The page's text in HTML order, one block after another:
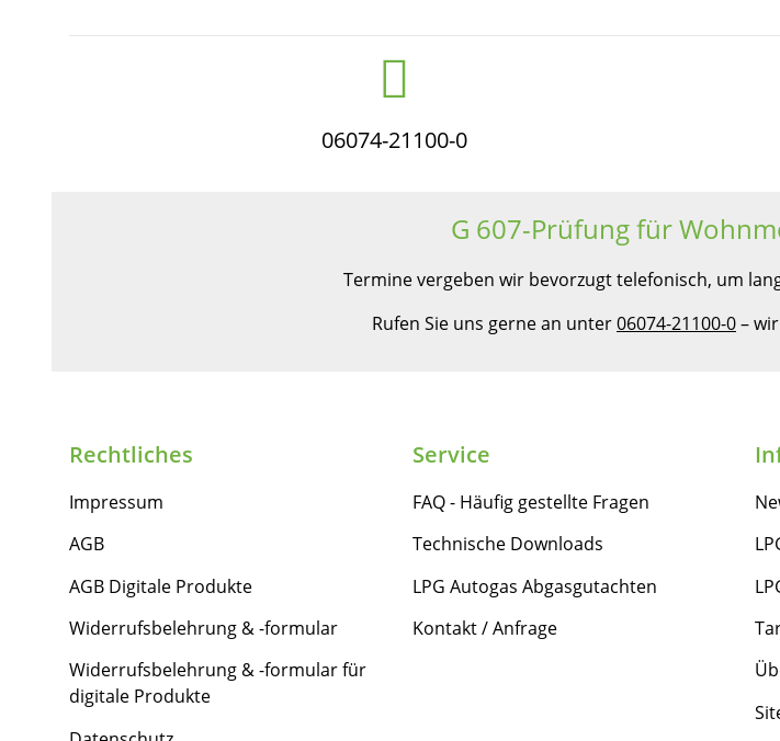
06074-21100-0
G 607-Prüfung für
Termine vergeben wir bevorzugt telefonisch, um
Rufen Sie uns gerne an unter06074-21100-0–
Rechtliches
Impressum
AGB
AGB Digitale Produkte
Widerrufsbelehrung & -formular
Widerrufsbelehrung & -formular für
digitale Produkte
Service
FAQ - Häufig gestellte Fragen
Technische Downloads
LPG Autogas Abgasgutachten
Kontakt / Anfrage